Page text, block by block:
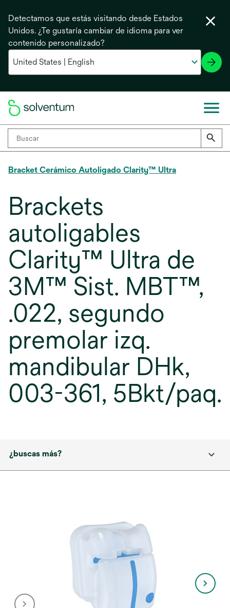
Detectamos que estás visitando desde Estados
Unidos. ¿Te gustaría cambiar de idioma para ver
contenido personalizado?
Bracket Cerámico Autoligado Clarity™ Ultra
Brackets
autoligables
Clarity™ Ultra de
3M™ Sist. MBT™,
.022, segundo
premolar izq.
mandibular DHk,
003-361, 5Bkt/paq.
¿buscas más?